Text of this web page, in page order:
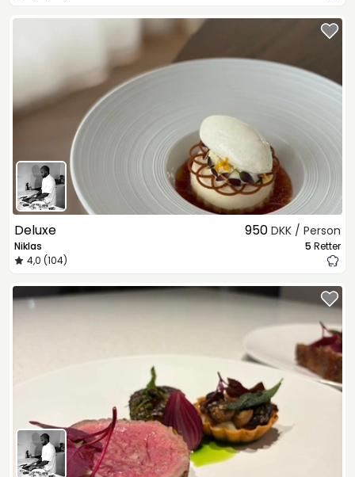
Deluxe
Niklas
4,0 (104)
950 DKK / Person
5 Retter